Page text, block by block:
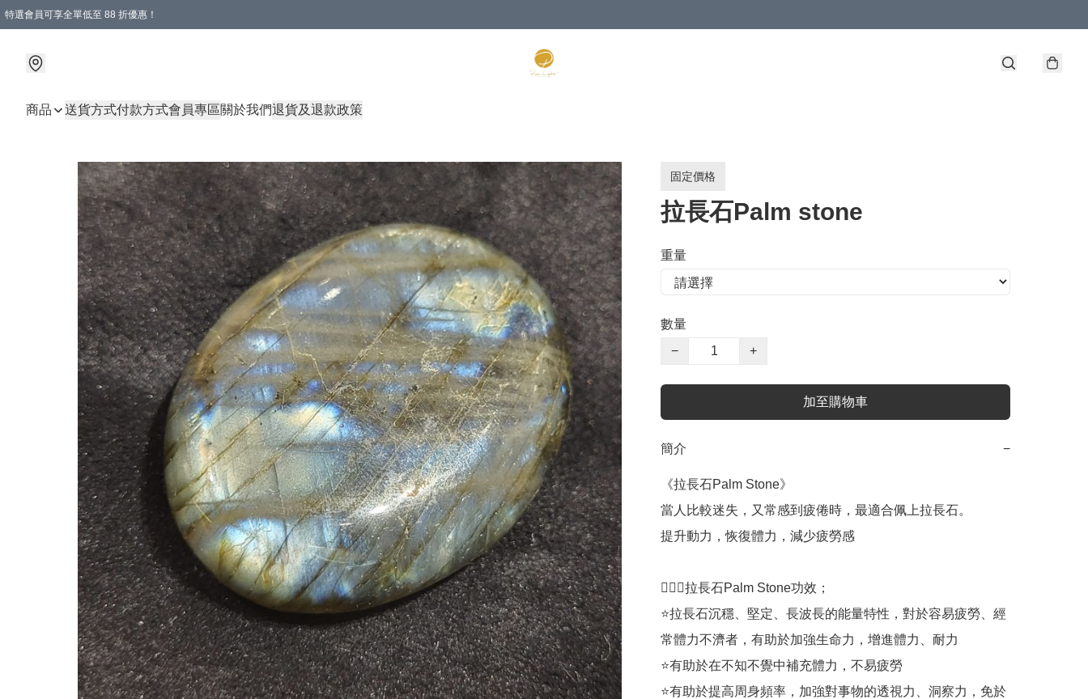
特選會員可享全單低至 88 折優惠！
商品 送貨方式付款方式會員專區關於我們退貨及退款政策
固定價格
拉長石Palm stone
重量
數量
−
+
加至購物車
簡介 −
《拉長石Palm Stone》
當人比較迷失，又常感到疲倦時，最適合佩上拉長石。
提升動力，恢復體力，減少疲勞感
💁🏼‍♀️拉長石Palm Stone功效；
⭐拉長石沉穩、堅定、長波長的能量特性，對於容易疲勞、經
常體力不濟者，有助於加強生命力，增進體力、耐力
⭐有助於在不知不覺中補充體力，不易疲勞
⭐有助於提高周身頻率，加強對事物的透視力、洞察力，免於